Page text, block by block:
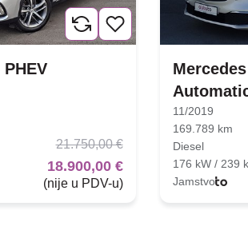
PHEV
21.750,00 €
18.900,00 €
(nije u PDV-u)
11/2019
169.789 km
Diesel
176 kW / 239
Jamstvo